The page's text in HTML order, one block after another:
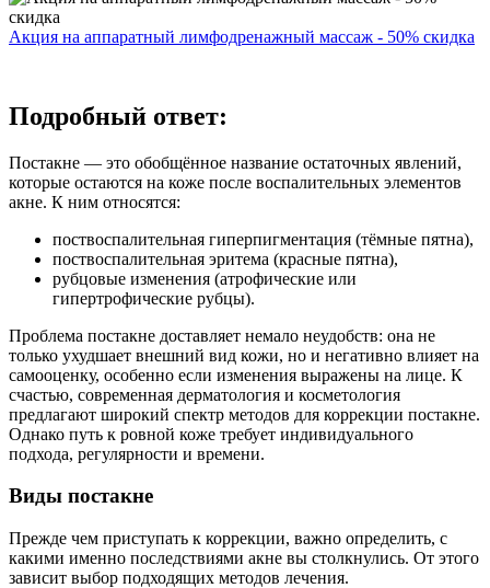
Акция на аппаратный лимфодренажный массаж - 50% скидка
Подробный ответ:
Постакне — это обобщённое название остаточных явлений,
которые остаются на коже после воспалительных элементов
акне. К ним относятся:
поствоспалительная гиперпигментация (тёмные пятна),
поствоспалительная эритема (красные пятна),
рубцовые изменения (атрофические или
гипертрофические рубцы).
Проблема постакне доставляет немало неудобств: она не
только ухудшает внешний вид кожи, но и негативно влияет на
самооценку, особенно если изменения выражены на лице. К
счастью, современная дерматология и косметология
предлагают широкий спектр методов для коррекции постакне.
Однако путь к ровной коже требует индивидуального
подхода, регулярности и времени.
Виды постакне
Прежде чем приступать к коррекции, важно определить, с
какими именно последствиями акне вы столкнулись. От этого
зависит выбор подходящих методов лечения.